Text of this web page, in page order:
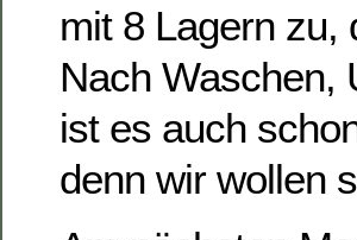
mit 8 Lagern zu,
Nach Waschen,
ist es auch
denn wir wollen